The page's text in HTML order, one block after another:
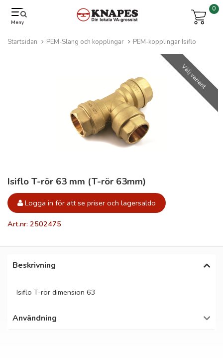
Meny
0
Startsidan PEM-Slang och kopplingar PEM-kopplingar Isiflo
Välj variant
Isiflo T-rör 63 mm (T-rör 63mm)
Logga in för att se priser och lagersaldo
Art.nr: 2502475
Beskrivning
Isiflo T-rör dimension 63
Användning